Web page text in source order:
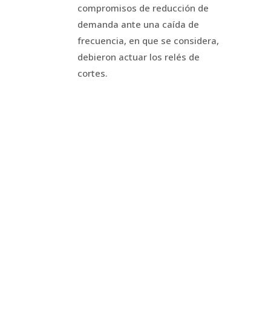
compromisos de reducción de
demanda ante una caída de
frecuencia, en que se considera,
debieron actuar los relés de
cortes.